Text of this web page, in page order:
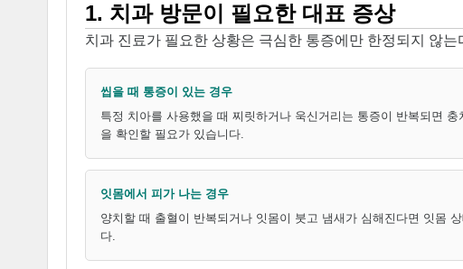
1. 치과 방문이 필요한 대표 증상
치과 진료가 필요한 상황은 극심한 통증에만 한정되지 않
씹을 때 통증이 있는 경우
특정 치아를 사용했을 때 찌릿하거나 욱신거리는 통증이 반복되면
을 확인할 필요가 있습니다.
잇몸에서 피가 나는 경우
양치할 때 출혈이 반복되거나 잇몸이 붓고 냄새가 심해진다면 잇몸
다.